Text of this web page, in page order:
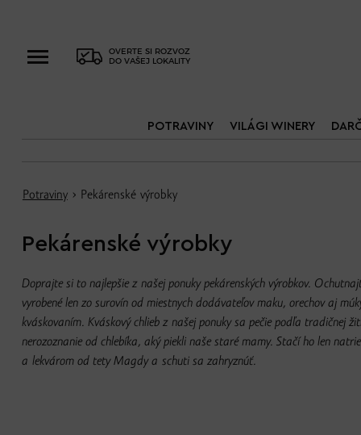
OVERTE SI ROZVOZ
DO VAŠEJ LOKALITY
POTRAVINY VILÁGI WINERY
Potraviny › Pekárenské výrobky
Pekárenské výrobky
Doprajte si to najlepšie z našej ponuky pekárenských výrobkov.
vyrobené len zo surovín od miestnych dodávateľov maku, orechov aj
kváskovaním. Kváskový chlieb z našej ponuky sa pečie podľa tradičnej
nerozoznanie od chlebíka, aký piekli naše staré mamy. Stačí ho len
a lekvárom od tety Magdy a schuti sa zahryznúť.